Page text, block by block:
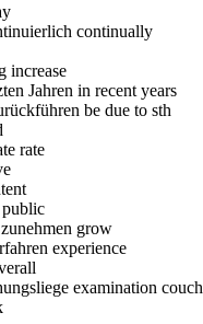
continually
increase
Jahren in recent years
be due to sth
rate
public
grow
experience
examination couch